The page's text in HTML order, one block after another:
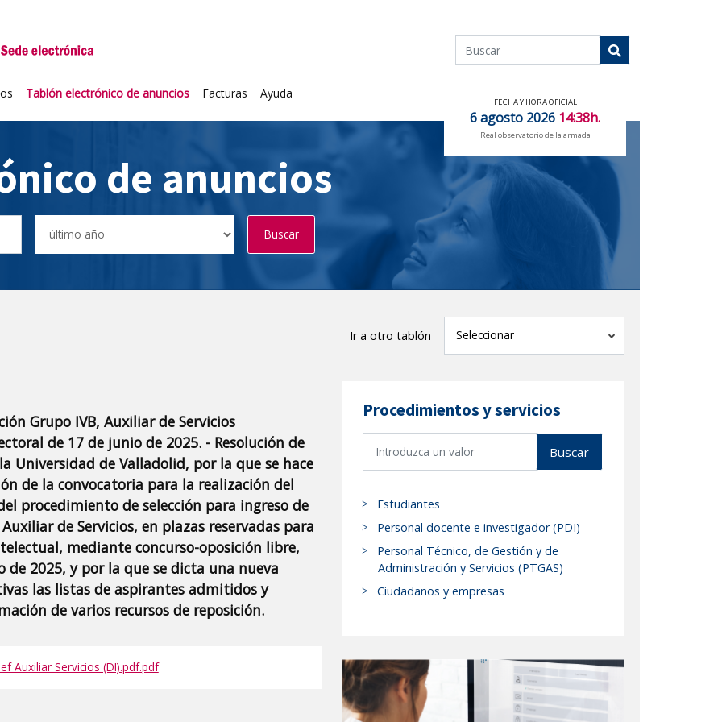
de Valladolid
Buscar
Buscar
Tablón electrónico de anuncios Facturas Ayuda
FECHA Y HORA OFICIAL
6 agosto 2026 14:38h.
Real observatorio de la armada
de anuncios
Buscar
Ir a otro tablón Seleccionar tablón
Grupo IVB, Auxiliar de Servicios
de 17 de junio de 2025. - Resolución de
Universidad de Valladolid, por la que se hace
de la convocatoria para la realización del
procedimiento de selección para ingreso de
de Servicios, en plazas reservadas para
mediante concurso-oposición libre,
de 2025, y por la que se dicta una nueva
las listas de aspirantes admitidos y
de varios recursos de reposición.
Auxiliar Servicios (DI).pdf.pdf
Procedimientos y servicios
c
p
o
i
m
i
Buscar
Estudiantes
Personal docente e investigador (PDI)
Personal Técnico, de Gestión y de
Administración y Servicios (PTGAS)
Ciudadanos y empresas